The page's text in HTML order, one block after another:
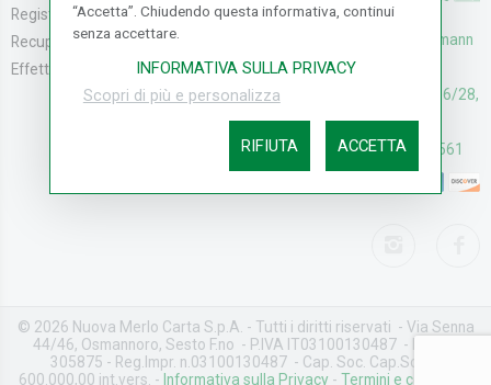
Registrati
Recupera la Passwo...
Effettua un Reso
UFFICI: V. Senna 44/46, Osmann
oro Sesto F.no (FI)
CASH & CARRY: V. Senna 26/28,
Osmannoro Sesto F.no (FI)
Assistenza: (+39) 055374561
© 2026 Nuova Merlo Carta S.p.A. - Tutti i diritti riservati - Via Senna
44/46, Osmannoro, Sesto F.no - P.IVA IT03100130487 - REA FI-
305875 - Reg.Impr. n.03100130487 - Cap. Soc. Cap.Soc. €
600.000,00 int.vers. - Informativa sulla Privacy - Termini e condizioni
“Accetta”. Chiudendo questa informativa, continui
senza accettare.
INFORMATIVA SULLA PRIVACY
Scopri di più e personalizza
RIFIUTA ACCETTA